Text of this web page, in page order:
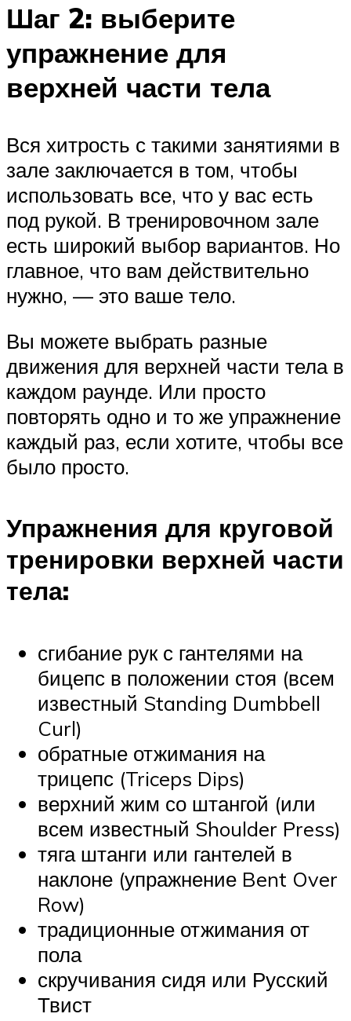
Шаг 2: выберите
упражнение для
верхней части тела
Вся хитрость с такими занятиями в
зале заключается в том, чтобы
использовать все, что у вас есть
под рукой. В тренировочном зале
есть широкий выбор вариантов. Но
главное, что вам действительно
нужно, — это ваше тело.
Вы можете выбрать разные
движения для верхней части тела в
каждом раунде. Или просто
повторять одно и то же упражнение
каждый раз, если хотите, чтобы все
было просто.
Упражнения для круговой
тренировки верхней части
тела:
сгибание рук с гантелями на
бицепс в положении стоя (всем
известный Standing Dumbbell
Curl)
обратные отжимания на
трицепс (Triceps Dips)
верхний жим со штангой (или
всем известный Shoulder Press)
тяга штанги или гантелей в
наклоне (упражнение Bent Over
Row)
традиционные отжимания от
пола
скручивания сидя или Русский
Твист